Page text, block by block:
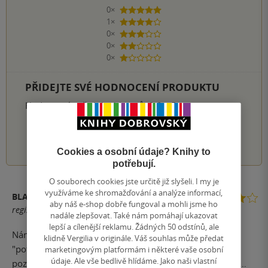
0×
5 hvězdiček
1×
4 hvězdičky
0×
3 hvězdičky
0×
2 hvězdičky
0×
1 hvezdička
PŘIDEJTE SVÉ HODNOCENÍ PRODUKTU
Hodnocení našich knihkupců: 0.0 z 5
BLAŽEJ VRÁB
registrovaný uživatel
Námět knihy je všeobecně potřebný, já jsem knihu
"potřeboval" k prohloubení a potvrzení některých
poznatků od lidí kterých názor si VELMI vážím(p.Radkin
Cookies a osobní údaje? Knihy to
potřebují.
O souborech cookies jste určitě již slyšeli. I my je
využíváme ke shromažďování a analýze informací,
aby náš e-shop dobře fungoval a mohli jsme ho
nadále zlepšovat. Také nám pomáhají ukazovat
lepší a cílenější reklamu. Žádných 50 odstínů, ale
klidně Vergilia v originále. Váš souhlas může předat
marketingovým platformám i některé vaše osobní
údaje. Ale vše bedlivě hlídáme. Jako naši vlastní